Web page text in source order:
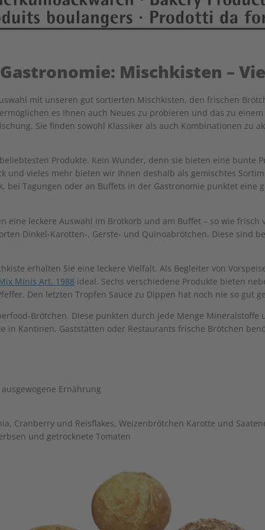
Mischkisten –
mit unseren gut sortierten Mischkisten, den frischen
es Ihnen auch Neues zu probieren und das zu
Sie finden sowohl Klassiker als auch Kombinationen zu
Produkte. Kein Wunder, denn sie bieten eine bunte
und vieles mehr bieten wir Ihnen deshalb als gemischtes
bei Tagungen oder an Buffets in der Gastronomie punktet
eine leckere Auswahl im Brotkorb und am Buffet – so wie frisch
Dinkel-Karotten-, Gerste- und Quinoabrötchen. Diese sind
erhalten Sie eine leckere Vielfalt. Als Begleiter von
Minis Art. 1988 ideal. Sechs verschiedene Produkte bieten
Den letzten Tropfen Sauce zu Dippen hat noch nie so gut
Brötchen. Diese punkten durch jede Menge
in Kantinen, Gaststätten oder Restaurants frische Brötchen
Ernährung
Cranberry und Reisflakes, Weizenbrötchen Karotte und
und getrocknete Tomaten